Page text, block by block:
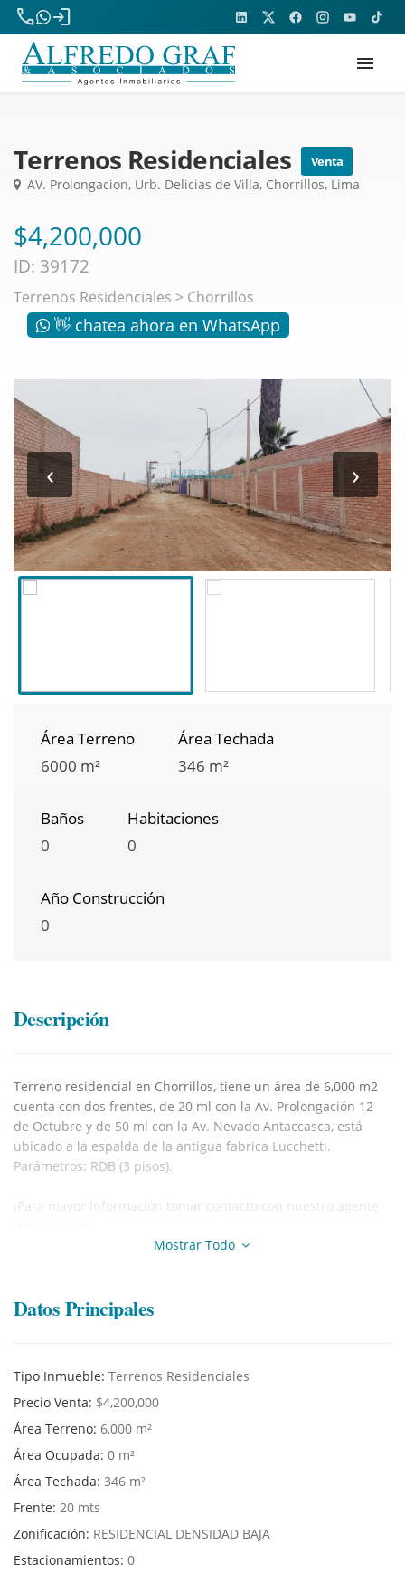
phone
login
menu
Terrenos Residenciales Venta
AV. Prolongacion, Urb. Delicias de Villa, Chorrillos, Lima
$4,200,000
ID: 39172
Terrenos Residenciales > Chorrillos
👋 chatea ahora en WhatsApp
‹ ›
Área Terreno
6000 m²
Área Techada
346 m²
Baños
0
Habitaciones
0
Año Construcción
0
Descripción
Terreno residencial en Chorrillos, tiene un área de 6,000 m2
cuenta con dos frentes, de 20 ml con la Av. Prolongación 12
de Octubre y de 50 ml con la Av. Nevado Antaccasca, está
ubicado a la espalda de la antigua fabrica Lucchetti.
Parámetros: RDB (3 pisos).
¡Para mayor información tomar contacto con nuestro agente
Mostrar Todo
Datos Principales
Tipo Inmueble: Terrenos Residenciales
Precio Venta: $4,200,000
Área Terreno: 6,000 m²
Área Ocupada: 0 m²
Área Techada: 346 m²
Frente: 20 mts
Zonificación: RESIDENCIAL DENSIDAD BAJA
Estacionamientos: 0